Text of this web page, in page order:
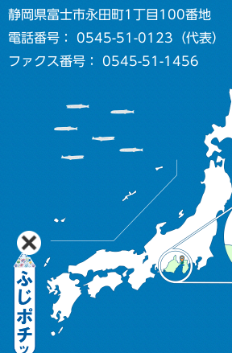
静岡県富士市永田町1丁目100番地
電話番号： 0545-51-0123（代表）
ファクス番号： 0545-51-1456